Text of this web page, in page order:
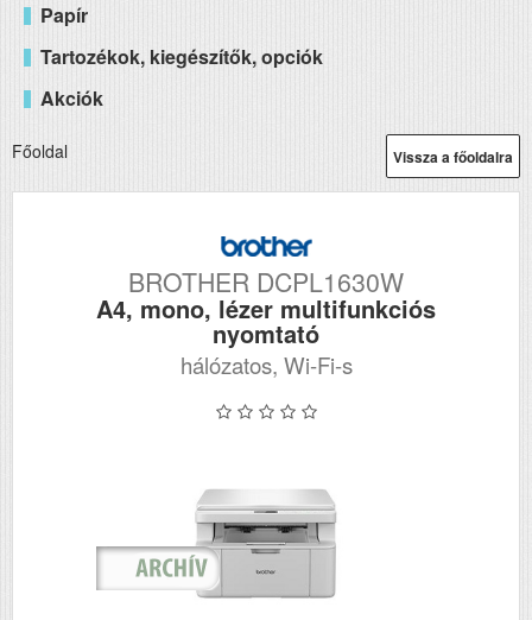
Papír
Tartozékok, kiegészítők, opciók
Akciók
Vissza a főoldalra
Főoldal
BROTHER DCPL1630W
A4, mono, lézer multifunkciós
nyomtató
hálózatos, Wi-Fi-s